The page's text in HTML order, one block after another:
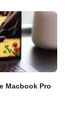
Macbook Pro